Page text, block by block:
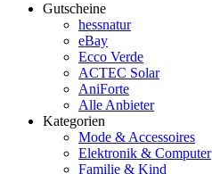
Gutscheine
hessnatur
eBay
Ecco Verde
ACTEC Solar
AniForte
Alle Anbieter
Kategorien
Mode & Accessoires
Elektronik & Computer
Familie & Kind